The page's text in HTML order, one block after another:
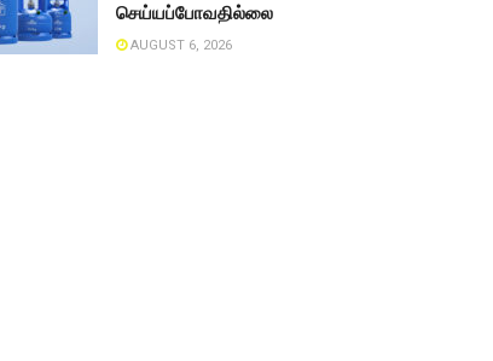
செய்யப்போவதில்லை
AUGUST 6, 2026